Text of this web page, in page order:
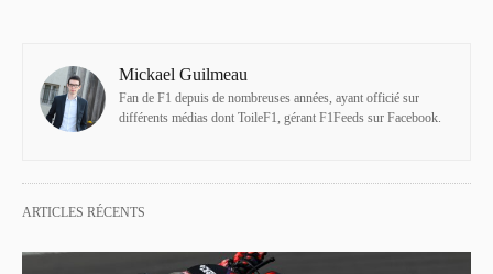
Mickael Guilmeau
Fan de F1 depuis de nombreuses années, ayant officié sur
différents médias dont ToileF1, gérant F1Feeds sur Facebook.
ARTICLES RÉCENTS